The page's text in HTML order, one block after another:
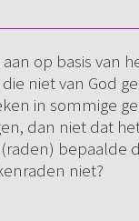
op basis van
niet van God
in sommige
dan niet dat
bepaalde
niet?